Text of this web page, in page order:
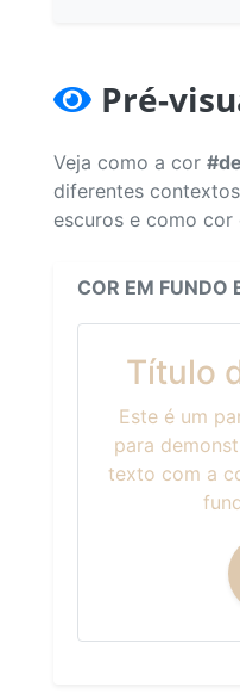
Pré-
Veja como a cor
diferentes
escuros e como cor
COR EM FUNDO
Título
Este é um
para
texto com a